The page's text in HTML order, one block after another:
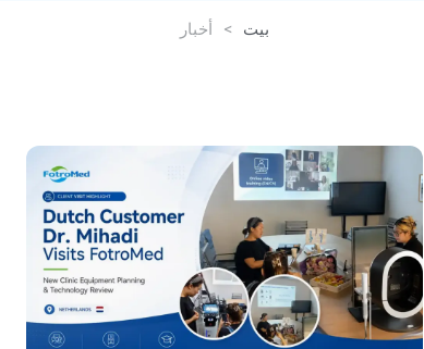
بيت > أخبار